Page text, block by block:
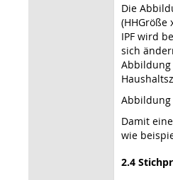
Die
(HHGröße
IPF wird
sich
Abbildung
Abbildung
Damit
wie
2.4